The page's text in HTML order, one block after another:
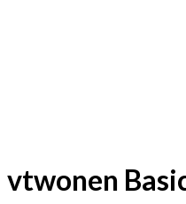
vtwonen